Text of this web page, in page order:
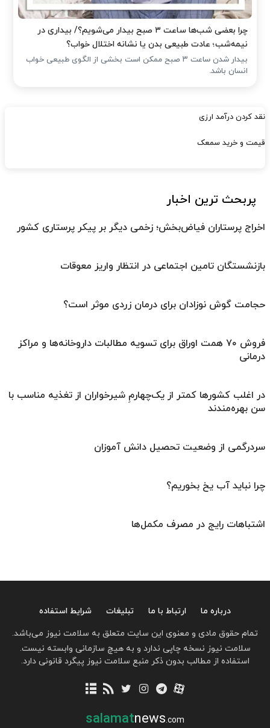
چرا بعضی شب‌ها ساعت ۳ صبح بیدار می‌شویم؟/ بیداری در
نیمه‌شب؛ عادت طبیعی بدن یا نشانه اختلال خواب؟
بیدار شدن ساعت ۳ صبح ممکن است بخشی از الگوی طبیعی خواب
انسان باشد.
نقد کردن درآمد ارزی
قیمت و خرید سمعک
پربحث ترین اخبار
اخراج پرستاران فیاض‌بخش؛ زخمی دیگر بر پیکر پرستاری کشور
بازنشستگان تامین اجتماعی در انتظار واریز معوقات
حجامت گوش نوزادان برای درمان زردی موثر است؟
فروش ۷۰ همت اوراق برای تسویه مطالبات داروخانه‌ها و مراکز
درمانی
در اغلب کشورها کمتر از یک‌چهارمِ شیرخواران از تغذیه مناسب با
سن بهره‌مندند
سردرگمی از وضعیت تحصیل دانش آموزان
چرا نباید آب یخ بخوریم؟
اشتباهات رایج در مصرف مکمل‌ها
درباره ما ارتباط با ما تبلیغات
شرایط استفاده
تمام حقوق مادی و معنوی این سایت متعلق به سلامت نیوز می‌باشد.
سلامت نیوز نسخه چاپی ندارد و به هیچ سازمانی وابسته نیست.
استفاده از مطالب بدون ذکر منبع سلامت نیوز پیگرد قانونی دارد.
salamatnews.com